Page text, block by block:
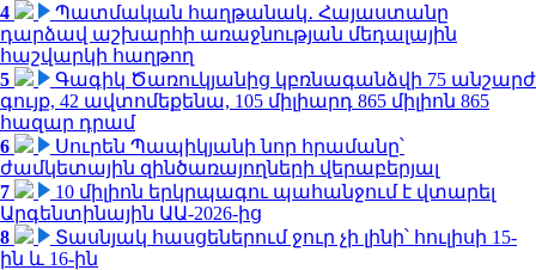
4
Պատմական հաղթանակ․ Հայաստանը
դարձավ աշխարհի առաջնության մեդալային
հաշվարկի հաղթող
5
Գագիկ Ծառուկյանից կբռնագանձվի 75 անշարժ
գույք, 42 ավտոմեքենա, 105 միլիարդ 865 միլիոն 865
հազար դրամ
6
Սուրեն Պապիկյանի նոր հրամանը՝
ժամկետային զինծառայողների վերաբերյալ
7
10 միլիոն երկրպագու պահանջում է վտարել
Արգենտինային ԱԱ-2026-ից
8
Տասնյակ հասցեներում ջուր չի լինի՝ հուլիսի 15-
ին և 16-ին